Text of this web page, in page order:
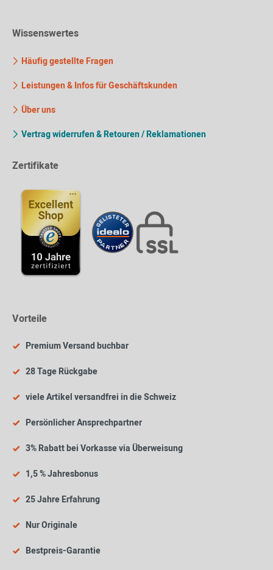
Wissenswertes
Häufig gestellte Fragen
Leistungen & Infos für Geschäftskunden
Über uns
Vertrag widerrufen & Retouren / Reklamationen
Zertifikate
Vorteile
Premium Versand buchbar
28 Tage Rückgabe
viele Artikel versandfrei in die Schweiz
Persönlicher Ansprechpartner
3% Rabatt bei Vorkasse via Überweisung
1,5 % Jahresbonus
25 Jahre Erfahrung
Nur Originale
Bestpreis-Garantie